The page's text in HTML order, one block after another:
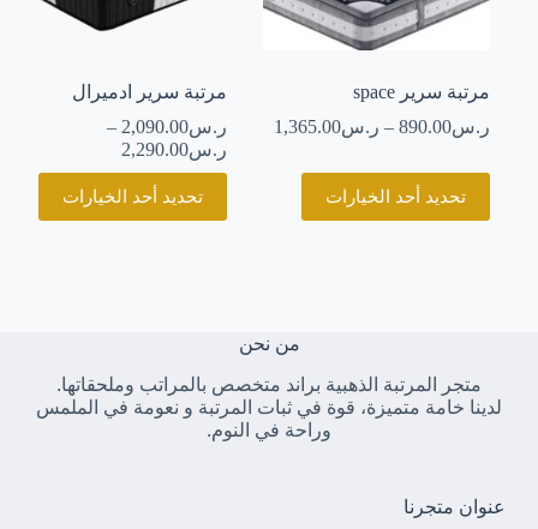
مرتبة سرير space
ر.س890.00
– ر.س1,365.00
تحديد أحد الخياراتالعديد
الخيارات
على
مرتبة سرير ادميرال
ر.س2,090.00
–
ر.س2,290.00
تحديد أحد الخياراتالعديد
الخيارات
على
صفحة
من نحن
متجر المرتبة الذهبية براند متخصص بالمراتب وملحقاتها.
لدينا خامة متميزة، قوة في ثبات المرتبة و نعومة في الملمس
وراحة في النوم.
عنوان متجرنا